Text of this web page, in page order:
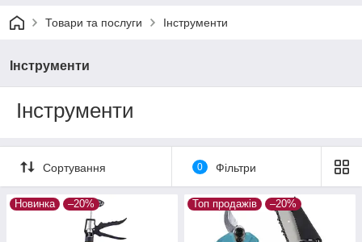
Товари та послуги Інструменти
Інструменти
Інструменти
Сортування 0 Фільтри
Новинка –20% Топ продажів –20%